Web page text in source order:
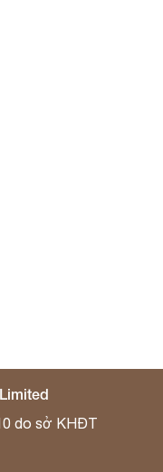
do sở KHĐT